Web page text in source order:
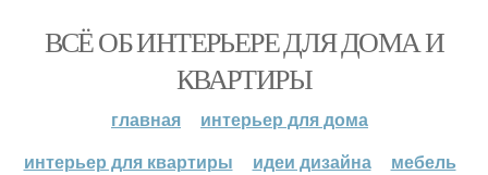
ВСЁ ОБ ИНТЕРЬЕРЕ ДЛЯ ДОМА И
КВАРТИРЫ
главная
интерьер для дома
интерьер для квартиры
идеи дизайна мебель